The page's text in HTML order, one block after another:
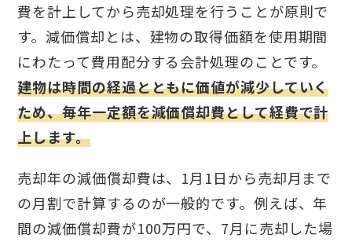
費を計上してから売却処理を行うことが原則で
す。減価償却とは、建物の取得価額を使用期間
にわたって費用配分する会計処理のことです。
建物は時間の経過とともに価値が減少していく
ため、毎年一定額を減価償却費として経費で計
上します。
売却年の減価償却費は、1月1日から売却月まで
の月割で計算するのが一般的です。例えば、年
間の減価償却費が100万円で、7月に売却した場